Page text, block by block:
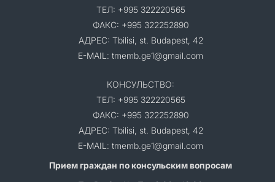
ТЕЛ: +995 322220565
ФАКС: +995 322252890
АДРЕС: Tbilisi, st. Budapest, 42
E-MAIL: tmemb.ge1@gmail.com
КОНСУЛЬСТВО:
ТЕЛ: +995 322220565
ФАКС: +995 322252890
АДРЕС: Tbilisi, st. Budapest, 42
E-MAIL: tmemb.ge1@gmail.com
Прием граждан по консульским вопросам